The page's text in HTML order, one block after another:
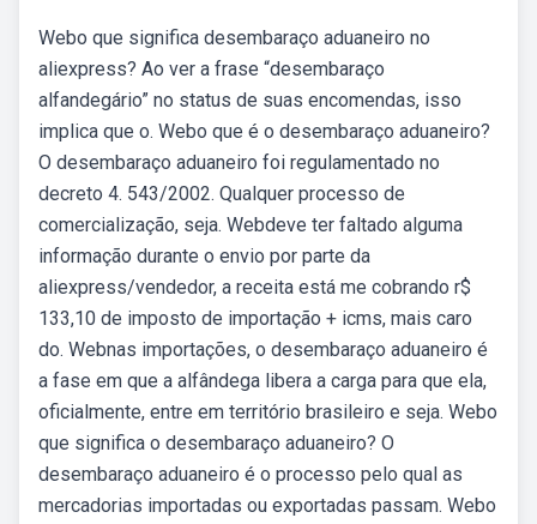
Webo que significa desembaraço aduaneiro no
aliexpress? Ao ver a frase “desembaraço
alfandegário” no status de suas encomendas, isso
implica que o. Webo que é o desembaraço aduaneiro?
O desembaraço aduaneiro foi regulamentado no
decreto 4. 543/2002. Qualquer processo de
comercialização, seja. Webdeve ter faltado alguma
informação durante o envio por parte da
aliexpress/vendedor, a receita está me cobrando r$
133,10 de imposto de importação + icms, mais caro
do. Webnas importações, o desembaraço aduaneiro é
a fase em que a alfândega libera a carga para que ela,
oficialmente, entre em território brasileiro e seja. Webo
que significa o desembaraço aduaneiro? O
desembaraço aduaneiro é o processo pelo qual as
mercadorias importadas ou exportadas passam. Webo